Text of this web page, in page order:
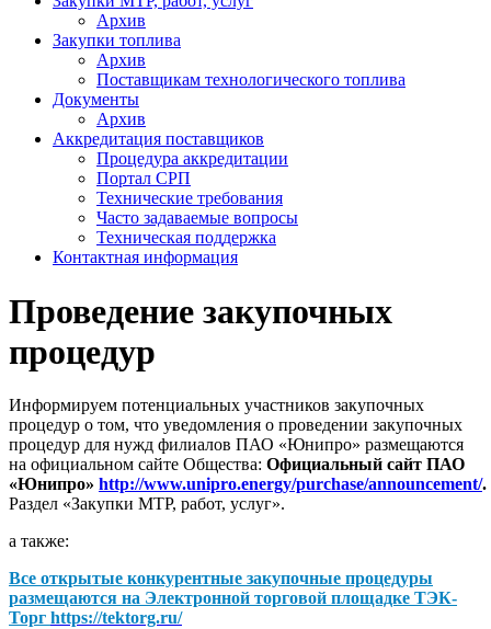
Архив
Закупки топлива
Архив
Поставщикам технологического топлива
Документы
Архив
Аккредитация поставщиков
Процедура аккредитации
Портал СРП
Технические требования
Часто задаваемые вопросы
Техническая поддержка
Контактная информация
Проведение закупочных
процедур
Информируем потенциальных участников закупочных
процедур о том, что уведомления о проведении закупочных
процедур для нужд филиалов ПАО «Юнипро» размещаются
на официальном сайте Общества: Официальный сайт ПАО
«Юнипро» http://www.unipro.energy/purchase/announcement/.
Раздел «Закупки МТР, работ, услуг».
а также:
Все открытые конкурентные закупочные процедуры
размещаются на Электронной торговой площадке ТЭК-
Торг https://tektorg.ru/